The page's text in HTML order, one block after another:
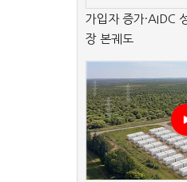
가입자 증가·AIDC
장 본궤도